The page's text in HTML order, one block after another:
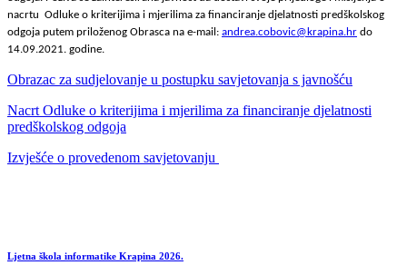
nacrtu Odluke o kriterijima i mjerilima za financiranje djelatnosti predškolskog
odgoja putem priloženog Obrasca na e-mail: andrea.cobovic@krapina.hr do
14.09.2021. godine.
Obrazac za sudjelovanje u postupku savjetovanja s javnošću
Nacrt Odluke o kriterijima i mjerilima za financiranje djelatnosti
predškolskog odgoja
Izvješće o provedenom savjetovanju
Ljetna škola informatike Krapina 2026.